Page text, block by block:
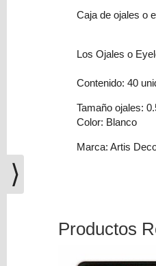
Redes
Caja de ojales o
Los Ojales o
Contenido: 40
Tamaño ojales:
Color: Blanco
Marca: Artis
Productos
⟩